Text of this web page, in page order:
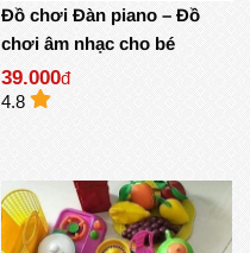
Đồ chơi Đàn piano – Đồ
chơi âm nhạc cho bé
39.000đ
4.8